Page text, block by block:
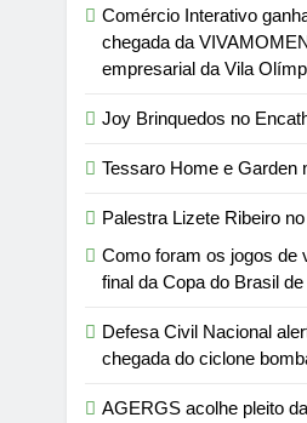
Comércio Interativo
chegada da
empresarial da Vila
Joy Brinquedos no
Tessaro Home e Garden
Palestra Lizete Ribeiro
Como foram os jogos de
final da Copa do Brasil
Defesa Civil Nacional
chegada do ciclone
AGERGS acolhe pleito